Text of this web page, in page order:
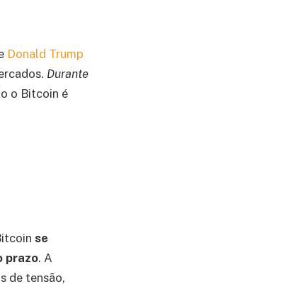
Donald Trump
Durante
o Bitcoin é
se
prazo. A
de tensão,